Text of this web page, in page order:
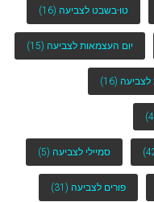
טו-בשבט לצביעה (16)
יום העצמאות לצביעה (15)
לצביעה (16)
סמיילי לצביעה (5)
פורים לצביעה (31)